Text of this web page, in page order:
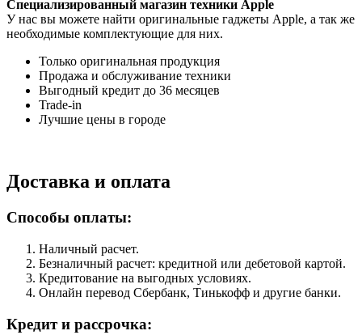
Специализированный магазин техники Apple
У нас вы можете найти оригинальные гаджеты Apple, а так же
необходимые комплектующие для них.
Только оригинальная продукция
Продажа и обслуживание техники
Выгодный кредит до 36 месяцев
Trade-in
Лучшие цены в городе
Доставка и оплата
Способы оплаты:
Наличный расчет.
Безналичный расчет: кредитной или дебетовой картой.
Кредитование на выгодных условиях.
Онлайн перевод Сбербанк, Тинькофф и другие банки.
Кредит и рассрочка: